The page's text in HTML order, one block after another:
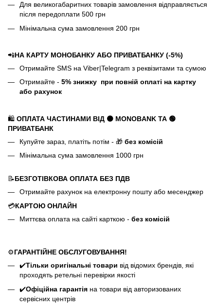
Для великогабаритних товарів замовлення відправляється
після передоплати 500 грн
Мінімальна сума замовлення 200 грн
📲НА КАРТУ МОНОБАНКУ АБО ПРИВАТБАНКУ (-5%)
Отримайте SMS на Viber|Telegram з реквізитами та сумою
Отримайте - 5% знижку при повній оплаті на картку
або рахунок
🛍️ ОПЛАТА ЧАСТИНАМИ ВІД ⚫ MONOBANK ТА 🟢
ПРИВАТБАНК
Купуйте зараз, платіть потім - 🎁 без комісій
Мінімальна сума замовлення 1000 грн
📝БЕЗГОТІВКОВА ОПЛАТА БЕЗ ПДВ
Отримайте рахунок на електронну пошту або месенджер
💳КАРТОЮ ОНЛАЙН
Миттєва оплата на сайті карткою - без комісій
⚙️ГАРАНТІЙНЕ ОБСЛУГОВУВАННЯ!
✔️Тільки оригінальні товари від відомих брендів, які
проходять ретельні перевірки якості
✔️Офіційна гарантія на товари від авторизованих
сервісних центрів